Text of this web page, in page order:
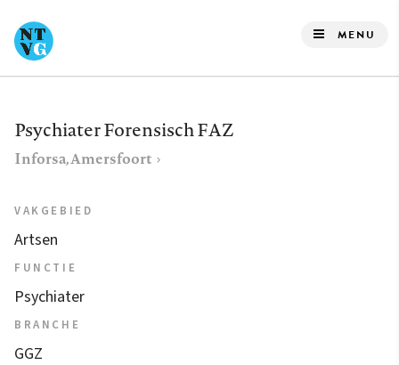
naar
de
gaan
MENU
Psychiater Forensisch FAZ
Inforsa, Amersfoort
VAKGEBIED
Artsen
FUNCTIE
Psychiater
BRANCHE
GGZ